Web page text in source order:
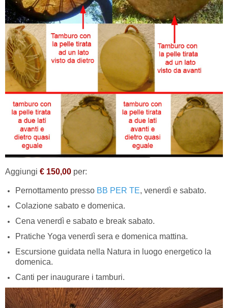
Aggiungi € 150,00 per:
Pernottamento presso BB PER TE, venerdì e sabato.
Colazione sabato e domenica.
Cena venerdì e sabato e break sabato.
Pratiche Yoga venerdì sera e domenica mattina.
Escursione guidata nella Natura in luogo energetico la
domenica.
Canti per inaugurare i tamburi.